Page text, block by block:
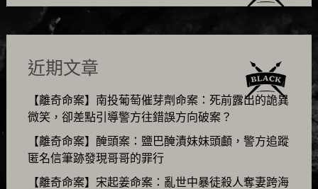
近期文章
【離奇命案】南投葡萄催芽劑命案：死前露出的詭異
微笑，卻差點引導警方往錯誤方向破案？
【離奇命案】醃頭案：鹽巴醃漬妹妹頭顱，警方追蹤
匿名信筆跡發現哥哥的罪行
【離奇命案】宋起姜命案：亂世中暴徒殺人奪妻跨海